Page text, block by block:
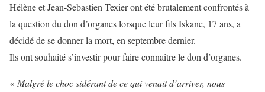
Hélène et Jean-Sebastien Texier ont été brutalement confrontés à
la question du don d’organes lorsque leur fils Iskane, 17 ans, a
décidé de se donner la mort, en septembre dernier.
Ils ont souhaité s’investir pour faire connaitre le don d’organes.
« Malgré le choc sidérant de ce qui venait d’arriver, nous